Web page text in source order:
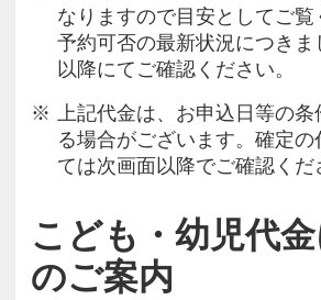
なりますので目安としてご覧
予約可否の最新状況につきま
以降にてご確認ください。
上記代金は、お申込日等の条
る場合がございます。確定の
ては次画面以降でご確認くだ
こども・幼児代
のご案内